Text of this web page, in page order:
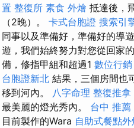
置 整復所 素食 外燴 抵達後，
（2晚）。 卡式台胞證 搜索引
同事以及準備好，準備好的導
遊，我們始終努力對您從回家
備，修指甲組和超過1 數位行銷
台胞證新北 結果，三個房間也
移到河內。 八字命理 整復推拿
最美麗的燈光秀內。 台中 推薦
目前製作的Wara 自助式餐點外